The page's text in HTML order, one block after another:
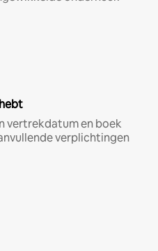
vertrekdatum en boek
verplichtingen